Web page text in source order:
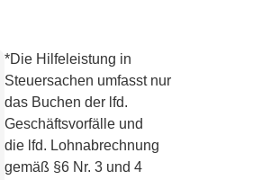
*Die Hilfeleistung in
Steuersachen umfasst nur
das Buchen der lfd.
Geschäftsvorfälle und
die lfd. Lohnabrechnung
gemäß §6 Nr. 3 und 4